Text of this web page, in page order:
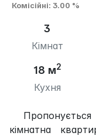
Комісійні: 3.00 %
3
Кімнат
18 м2
Кухня
кімнатна